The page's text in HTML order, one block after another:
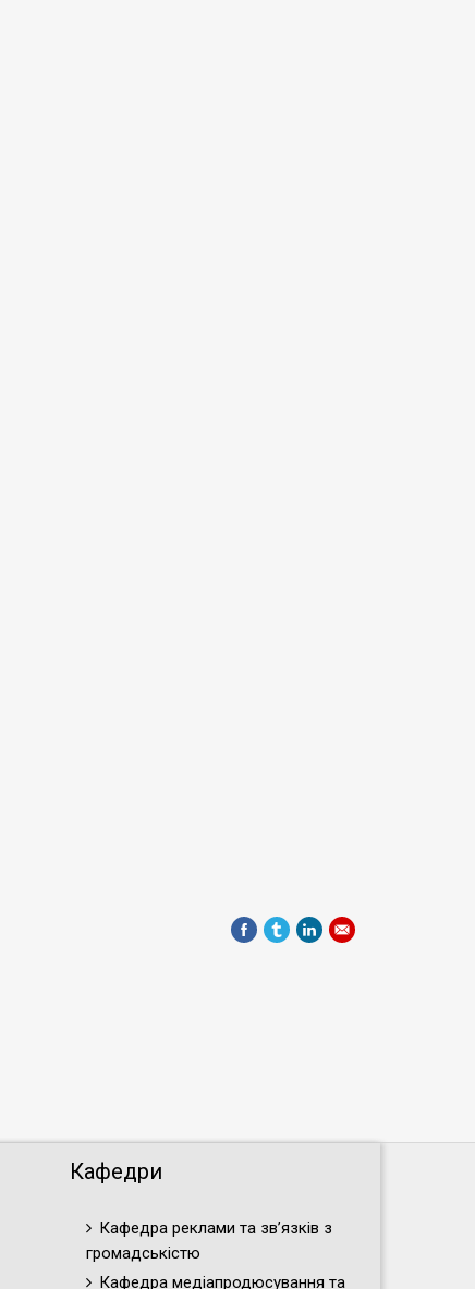
Кафедри
Кафедра реклами та зв’язків з
громадськістю
Кафедра медіапродюсування та